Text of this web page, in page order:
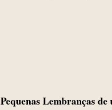
Pequenas Lembranças